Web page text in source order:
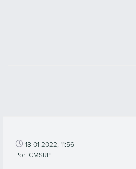
18-01-2022, 11:56
Por: CMSRP